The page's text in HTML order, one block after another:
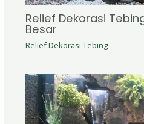
Relief Dekorasi
Besar
Relief Dekorasi Tebing